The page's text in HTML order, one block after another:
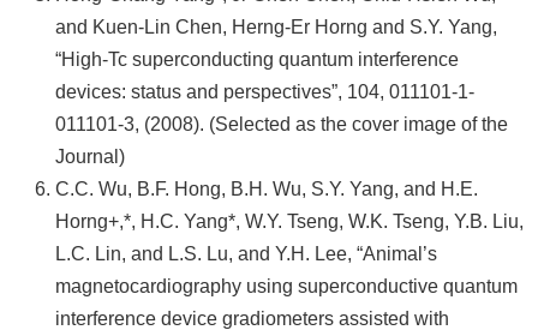
and Kuen-Lin Chen, Herng-Er Horng and S.Y. Yang,
“High-Tc superconducting quantum interference
devices: status and perspectives”, 104, 011101-1-
011101-3, (2008). (Selected as the cover image of the
Journal)
C.C. Wu, B.F. Hong, B.H. Wu, S.Y. Yang, and H.E.
Horng+,*, H.C. Yang*, W.Y. Tseng, W.K. Tseng, Y.B. Liu,
L.C. Lin, and L.S. Lu, and Y.H. Lee, “Animal’s
magnetocardiography using superconductive quantum
interference device gradiometers assisted with